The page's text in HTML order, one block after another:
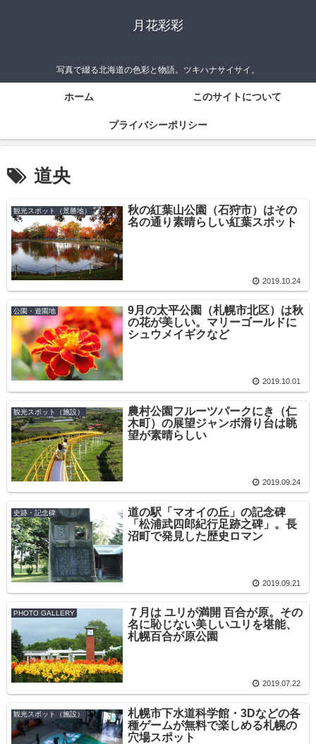
月花彩彩
写真で綴る北海道の色彩と物語。ツキハナサイサイ。
ホーム このサイトについて
プライバシーポリシー
道央
観光スポット（景勝地）
秋の紅葉山公園（石狩市）はその
名の通り素晴らしい紅葉スポット
2019.10.24
公園・遊園地
9月の太平公園（札幌市北区）は秋
の花が美しい。マリーゴールドに
シュウメイギクなど
2019.10.01
観光スポット（施設）
農村公園フルーツパークにき（仁
木町）の展望ジャンボ滑り台は眺
望が素晴らしい
2019.09.24
史跡・記念碑
道の駅「マオイの丘」の記念碑
「松浦武四郎紀行足跡之碑」。長
沼町で発見した歴史ロマン
2019.09.21
PHOTO GALLERY
７月は ユリが満開 百合が原。その
名に恥じない美しいユリを堪能、
札幌百合が原公園
2019.07.22
観光スポット（施設）
札幌市下水道科学館・3Dなどの各
種ゲームが無料で楽しめる札幌の
穴場スポット